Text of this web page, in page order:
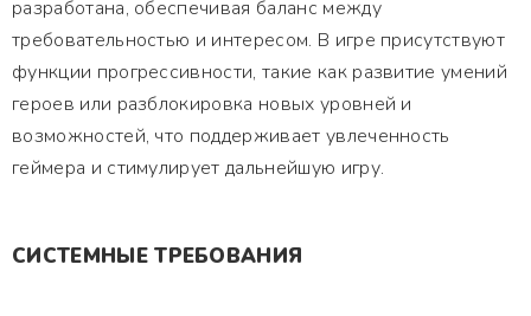
разработана, обеспечивая баланс между
требовательностью и интересом. В игре присутствуют
функции прогрессивности, такие как развитие умений
героев или разблокировка новых уровней и
возможностей, что поддерживает увлеченность
геймера и стимулирует дальнейшую игру.
СИСТЕМНЫЕ ТРЕБОВАНИЯ